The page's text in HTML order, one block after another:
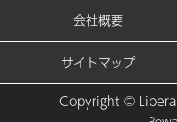
会社概要
サイトマップ
Copyright ©